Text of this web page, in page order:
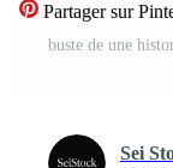
Partager sur
buste de une
Sei